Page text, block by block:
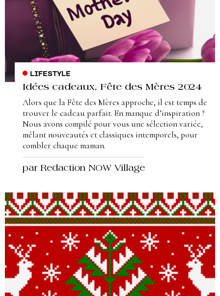
LIFESTYLE
Idées cadeaux, Fête des Mères 2024
Alors que la Fête des Mères approche, il est temps de
trouver le cadeau parfait. En manque d’inspiration ?
Nous avons compilé pour vous une sélection variée,
mêlant nouveautés et classiques intemporels, pour
combler chaque maman.
par Redaction NOW Village